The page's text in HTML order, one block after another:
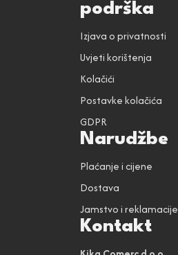
podrška
Izjava o privatnosti
Uvjeti korištenja
Kolačići
Postavke kolačića
GDPR
Narudžbe
Plaćanje i cijene
Dostava
Jamstvo i reklamacije
Kontakt